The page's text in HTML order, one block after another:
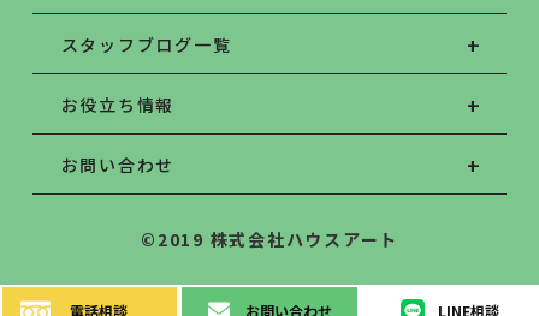
電話相談 お問い合わせ LINE相談
スタッフブログ一覧
お役立ち情報
お問い合わせ
©2019 株式会社ハウスアート